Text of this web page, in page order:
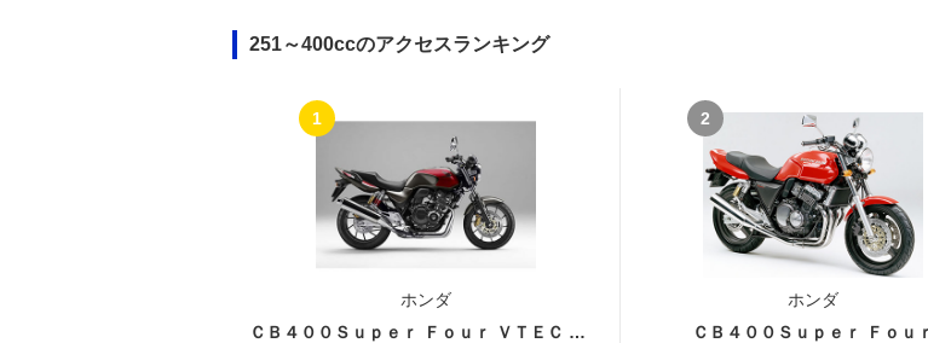
251～400ccのアクセスランキング
1
ホンダ
ＣＢ４００Ｓｕｐｅｒ Ｆｏｕｒ ＶＴＥＣ ＳＰＥＣ３
2
ホンダ
ＣＢ４００Ｓｕｐｅｒ Ｆｏｕｒ